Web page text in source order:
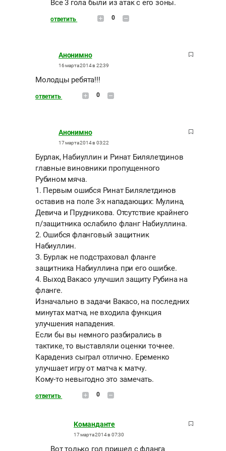
Все 3 гола были из атак с его зоны.
ответить 0
Анонимно
16 марта 2014 в 22:39
Молодцы ребята!!!
ответить 0
Анонимно
17 марта 2014 в 03:22
Бурлак, Набиуллин и Ринат Билялетдинов
главные виновники пропущенного
Рубином мяча.
1. Первым ошибся Ринат Билялетдинов
оставив на поле 3-х нападающих: Мулина,
Девича и Прудникова. Отсутствие крайнего
п/защитника ослабило фланг Набиуллина.
2. Ошибся фланговый защитник
Набиуллин.
З. Бурлак не подстраховал фланге
защитника Набиуллина при его ошибке.
4. Выход Вакасо улучшил защиту Рубина на
фланге.
Изначально в задачи Вакасо, на последних
минутах матча, не входила функция
улучшения нападения.
Если бы вы немного разбирались в
тактике, то выставляли оценки точнее.
Карадениз сыграл отлично. Еременко
улучшает игру от матча к матчу.
Кому-то невыгодно это замечать.
ответить 0
Команданте
17 марта 2014 в 07:30
Вот только гол пришел с фланга